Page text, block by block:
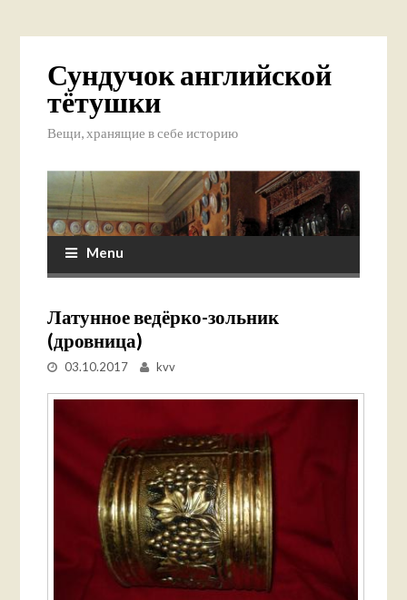
Сундучок английской
тётушки
Вещи, хранящие в себе историю
Menu
Латунное ведёрко-зольник
(дровница)
03.10.2017 kvv